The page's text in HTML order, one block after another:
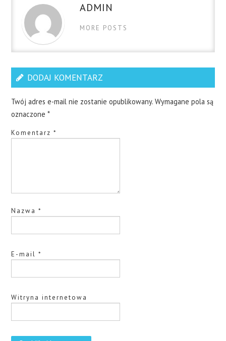
ADMIN
MORE POSTS
DODAJ KOMENTARZ
Twój adres e-mail nie zostanie opublikowany. Wymagane pola są
oznaczone*
Komentarz*
Nazwa*
E-mail*
Witryna internetowa